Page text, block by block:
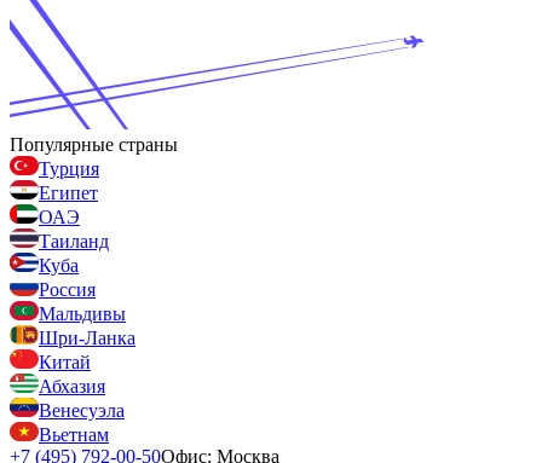
Популярные страны
Турция
Египет
ОАЭ
Таиланд
Куба
Россия
Мальдивы
Шри-Ланка
Китай
Абхазия
Венесуэла
Вьетнам
+7 (495) 792-00-50Офис: Москва